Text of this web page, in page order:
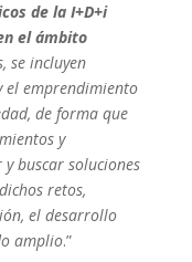
de la I+D+i
el ámbito
se incluyen
el emprendimiento
de forma que
y
buscar soluciones
retos,
el desarrollo
amplio.”